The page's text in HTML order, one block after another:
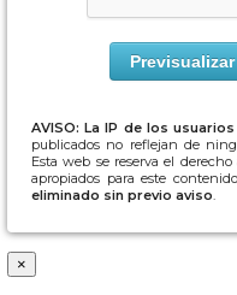
AVISO: La IP de los
publicados no reflejan de
Esta web se reserva el
apropiados para este
eliminado sin previo aviso.
×